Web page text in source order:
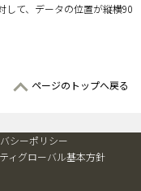
して、データの位置が縦横90
ページのトップへ戻る
シーポリシー
ィグローバル基本方針